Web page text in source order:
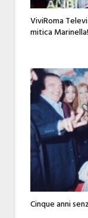
ViviRoma
mitica Marinella!
Cinque anni